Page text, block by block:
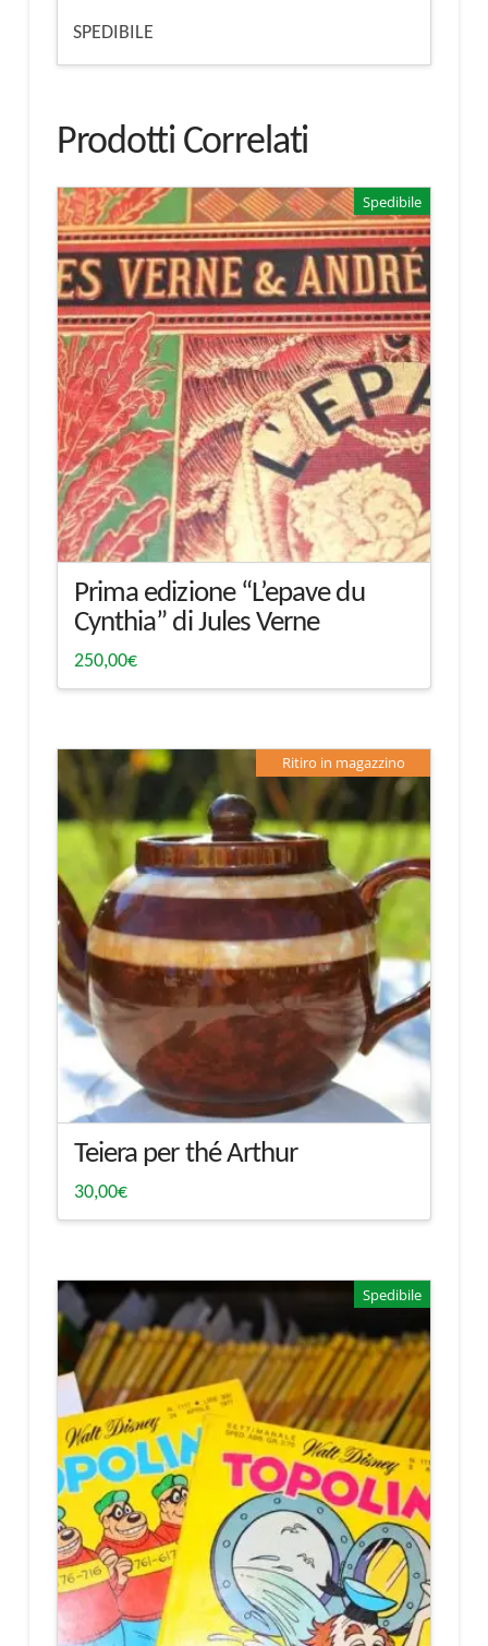
SPEDIBILE
Prodotti Correlati
Spedibile
Prima edizione “L’epave du
Cynthia” di Jules Verne
250,00€
Ritiro in magazzino
Teiera per thé Arthur
30,00€
Spedibile